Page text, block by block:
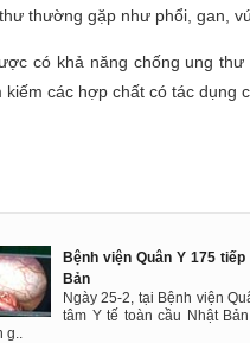
thường gặp như phổi, gan,
có khả năng chống ung
các hợp chất có tác dụng
Bệnh viện Quân Y 175
Bản
Ngày 25-2, tại Bệnh viện
tâm Y tế toàn cầu Nhật
g..